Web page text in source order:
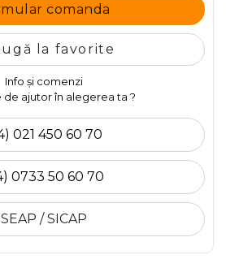
comanda
la favorite
Info și comenzi
de ajutor în alegerea ta ?
021 450 60 70
0733 50 60 70
SEAP / SICAP